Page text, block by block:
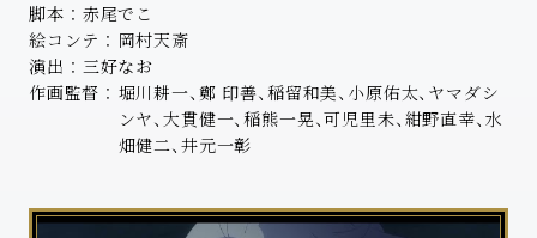
脚本
赤尾でこ
絵コンテ
岡村天斎
演出
三好なお
作画監督
堀川耕一、鄭 印善、稲留和美、小原佑太、ヤマダシ
ンヤ、大貫健一、稲熊一晃、可児里未、紺野直幸、水
畑健二、井元一彰